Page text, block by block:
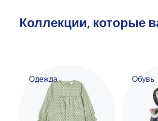
Коллекции, которые
Одежда Обувь